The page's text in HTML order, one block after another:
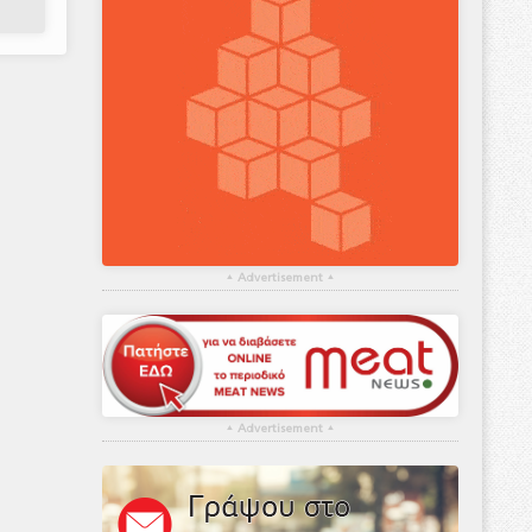
▴ Advertisement ▴
▴ Advertisement ▴